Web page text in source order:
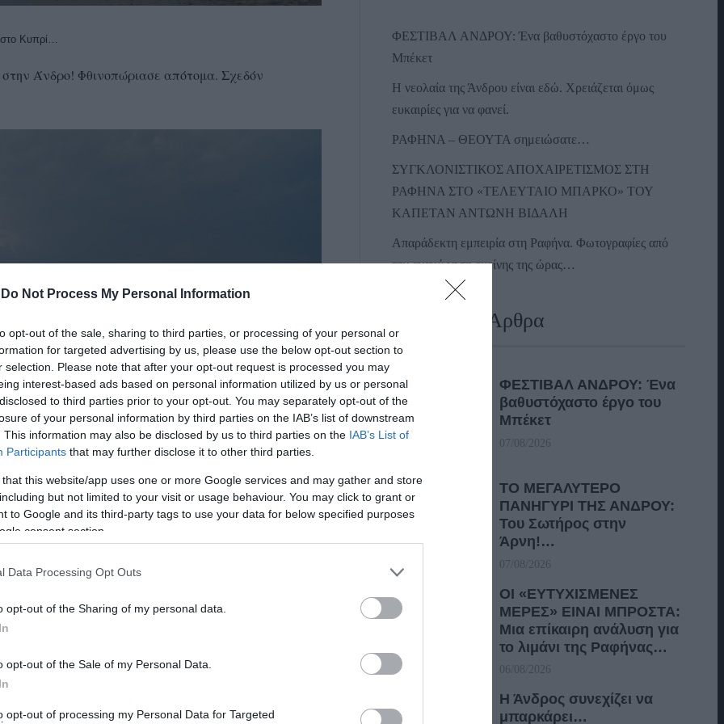
Do Not Process My Personal Information
opt-out of the sale, sharing to third parties, or processing of your personal or
for targeted advertising by us, please use the below opt-out section to
selection. Please note that after your opt-out request is processed you may
interest-based ads based on personal information utilized by us or personal
to third parties prior to your opt-out. You may separately opt-out of the
of your personal information by third parties on the IAB’s list of downstream
This information may also be disclosed by us to third parties on the IAB’s List of
Participants that may further disclose it to other third parties.
that this website/app uses one or more Google services and may gather and store
but not limited to your visit or usage behaviour. You may click to grant or
to Google and its third-party tags to use your data for below specified purposes
consent section.
Data Processing Opt Outs
opt-out of the Sharing of my personal data.
opt-out of the Sale of my Personal Data.
opt-out of processing my Personal Data for Targeted
Κυπρί…
Άνδρο! Φθινοπώριασε απότομα. Σχεδόν
στην ακρογιαλιά…
φως έσβησε. Ήταν εκεί γύρω στις 3 το
τις επανωτές ριπές της καταιγίδας η οποία
ΦΕΣΤΙΒΑΛ ΑΝΔΡΟΥ: Ένα βαθυστόχαστο έργο του
Μπέκετ
Η νεολαία της Άνδρου είναι εδώ. Χρειάζεται όμως
ευκαιρίες για να φανεί.
ΡΑΦΗΝΑ – ΘΕΟΥΤΑ σημειώσατε…
ΣΥΓΚΛΟΝΙΣΤΙΚΟΣ ΑΠΟΧΑΙΡΕΤΙΣΜΟΣ ΣΤΗ
ΡΑΦΗΝΑ ΣΤΟ «ΤΕΛΕΥΤΑΙΟ ΜΠΑΡΚΟ» ΤΟΥ
ΚΑΠΕΤΑΝ ΑΝΤΩΝΗ ΒΙΔΑΛΗ
Απαράδεκτη εμπειρία στη Ραφήνα. Φωτογραφίες από
την αναχώρηση εκείνης της ώρας…
Πρόσφατα Άρθρα
ΦΕΣΤΙΒΑΛ ΑΝΔΡΟΥ: Ένα
βαθυστόχαστο έργο του
Μπέκετ
07/08/2026
ΤΟ ΜΕΓΑΛΥΤΕΡΟ
ΠΑΝΗΓΥΡΙ ΤΗΣ ΑΝΔΡΟΥ:
Του Σωτήρος στην
Άρνη!…
07/08/2026
ΟΙ «ΕΥΤΥΧΙΣΜΕΝΕΣ
ΜΕΡΕΣ» ΕΙΝΑΙ ΜΠΡΟΣΤΑ:
Μια επίκαιρη ανάλυση για
το λιμάνι της Ραφήνας…
06/08/2026
Η Άνδρος συνεχίζει να
μπαρκάρει…